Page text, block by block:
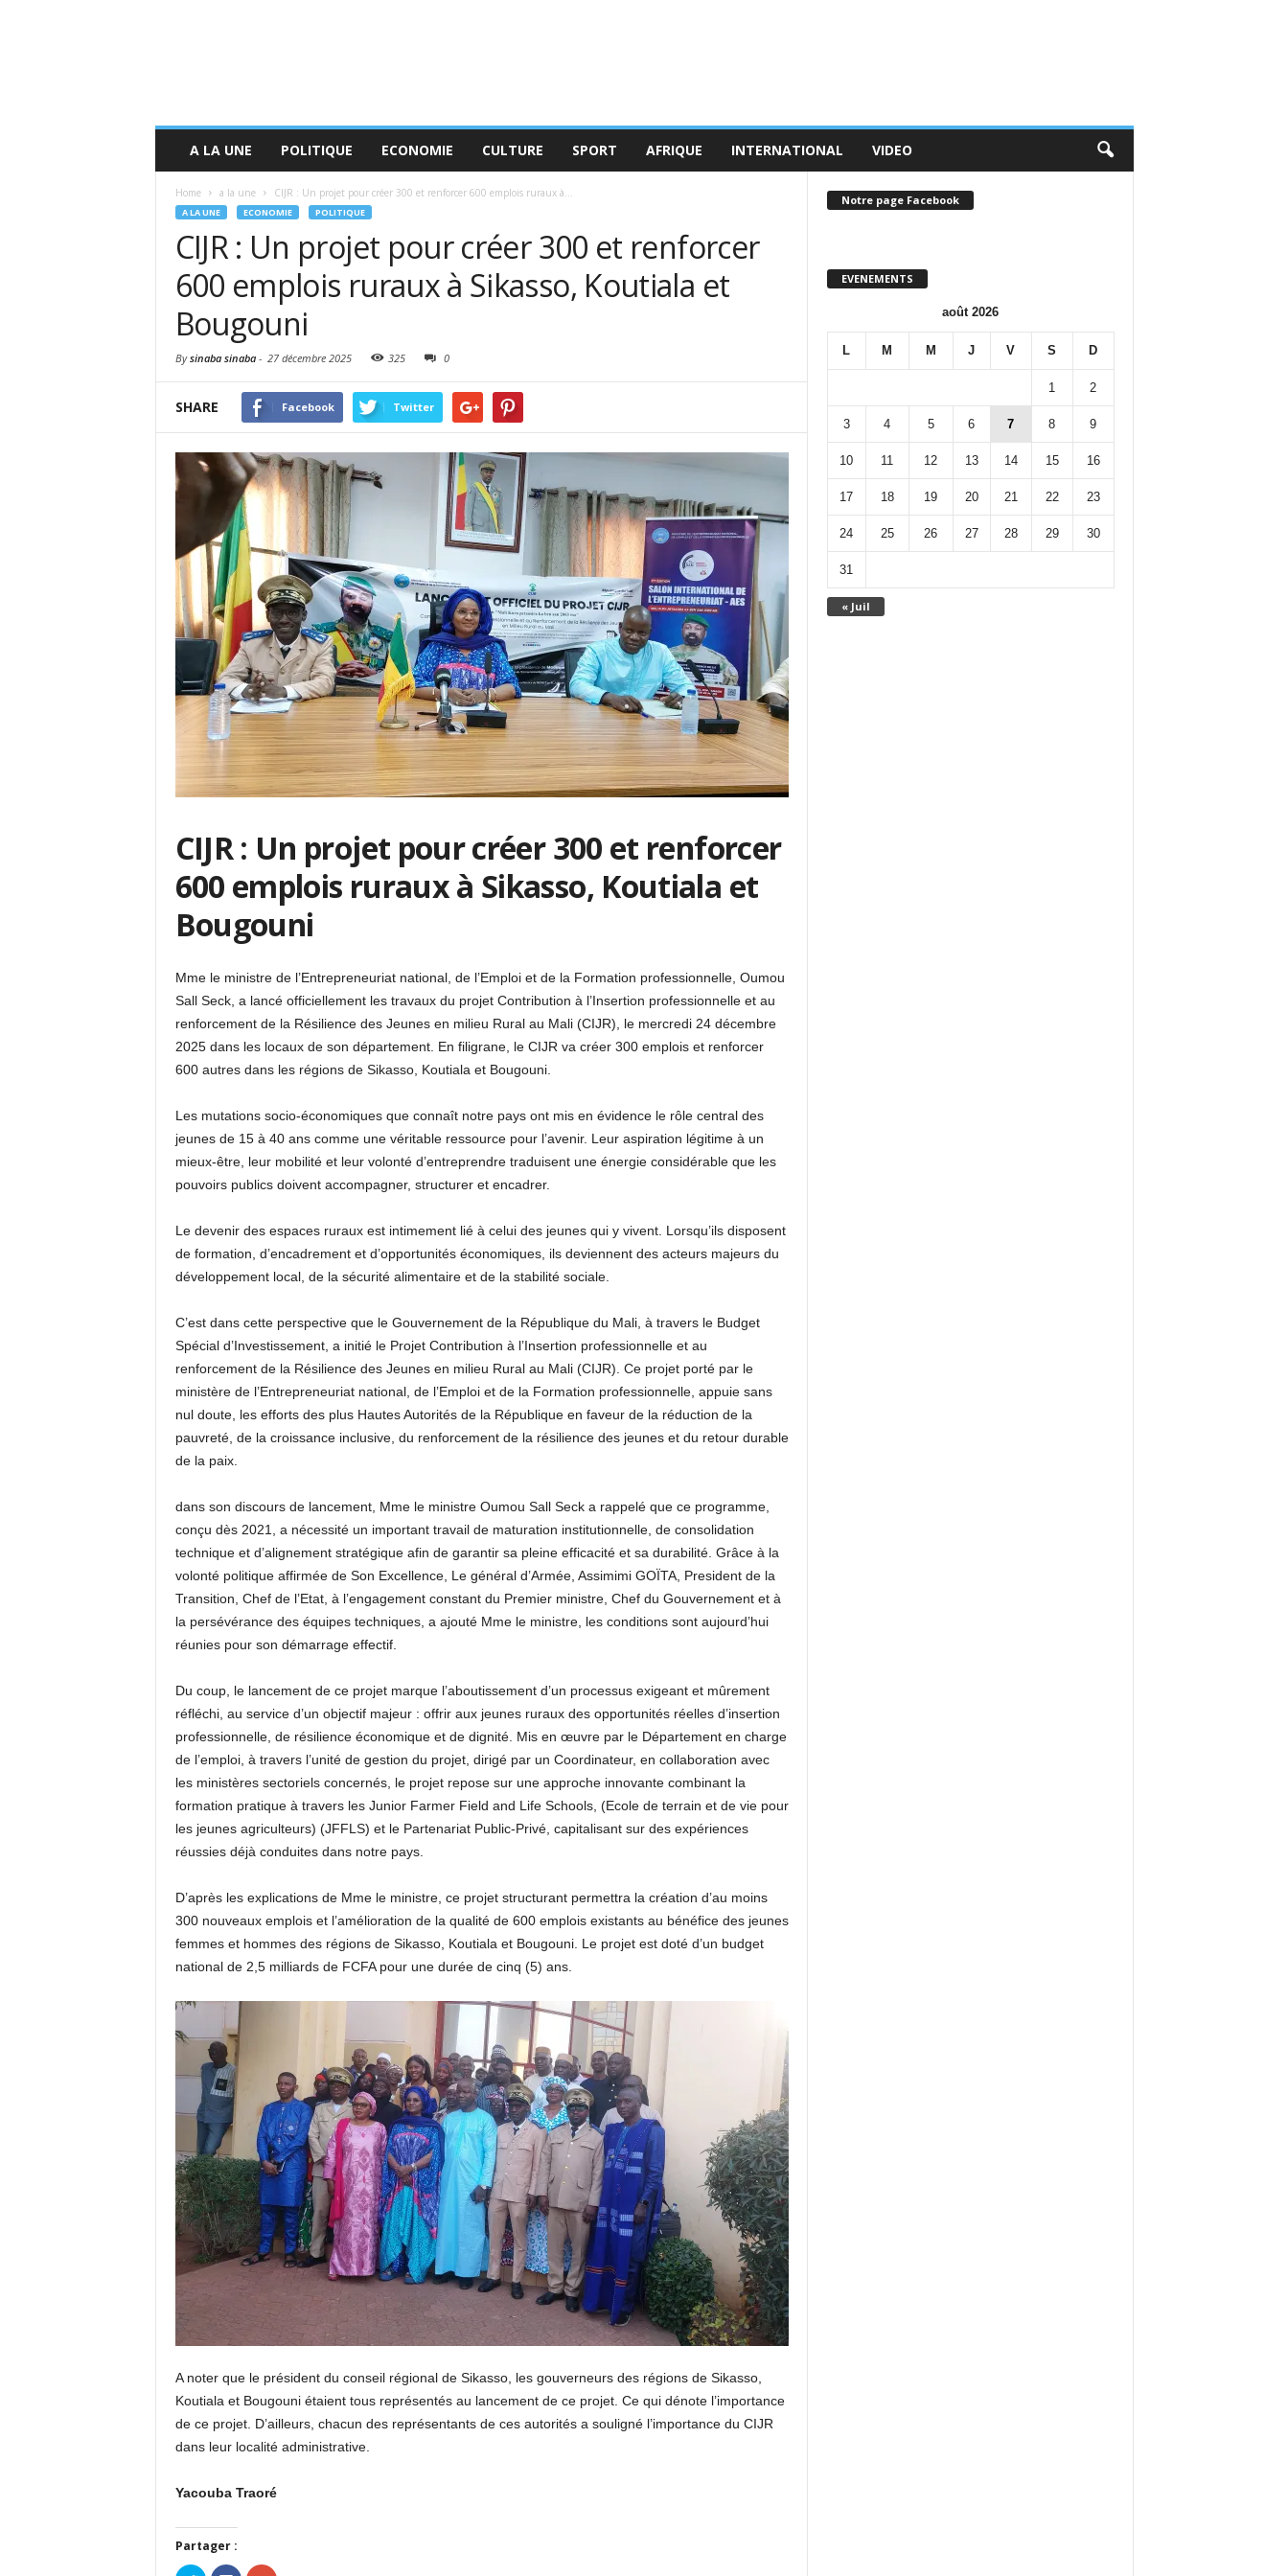
A LA UNE POLITIQUE ECONOMIE CULTURE SPORT AFRIQUE INTERNATIONAL VIDEO
Home a la une CIJR : Un projet pour créer 300 et renforcer 600 emplois ruraux à...
A LA UNE ECONOMIE POLITIQUE
CIJR : Un projet pour créer 300 et renforcer
600 emplois ruraux à Sikasso, Koutiala et
Bougouni
Bysinaba sinaba- 27 décembre 2025 325 0
SHARE Facebook Twitter
CIJR : Un projet pour créer 300 et renforcer
600 emplois ruraux à Sikasso, Koutiala et
Bougouni
Mme le ministre de l’Entrepreneuriat national, de l’Emploi et de la Formation professionnelle, Oumou
Sall Seck, a lancé officiellement les travaux du projet Contribution à l’Insertion professionnelle et au
renforcement de la Résilience des Jeunes en milieu Rural au Mali (CIJR), le mercredi 24 décembre
2025 dans les locaux de son département. En filigrane, le CIJR va créer 300 emplois et renforcer
600 autres dans les régions de Sikasso, Koutiala et Bougouni.
Les mutations socio-économiques que connaît notre pays ont mis en évidence le rôle central des
jeunes de 15 à 40 ans comme une véritable ressource pour l’avenir. Leur aspiration légitime à un
mieux-être, leur mobilité et leur volonté d’entreprendre traduisent une énergie considérable que les
pouvoirs publics doivent accompagner, structurer et encadrer.
Le devenir des espaces ruraux est intimement lié à celui des jeunes qui y vivent. Lorsqu’ils disposent
de formation, d’encadrement et d’opportunités économiques, ils deviennent des acteurs majeurs du
développement local, de la sécurité alimentaire et de la stabilité sociale.
C’est dans cette perspective que le Gouvernement de la République du Mali, à travers le Budget
Spécial d’Investissement, a initié le Projet Contribution à l’Insertion professionnelle et au
renforcement de la Résilience des Jeunes en milieu Rural au Mali (CIJR). Ce projet porté par le
ministère de l’Entrepreneuriat national, de l’Emploi et de la Formation professionnelle, appuie sans
nul doute, les efforts des plus Hautes Autorités de la République en faveur de la réduction de la
pauvreté, de la croissance inclusive, du renforcement de la résilience des jeunes et du retour durable
de la paix.
dans son discours de lancement, Mme le ministre Oumou Sall Seck a rappelé que ce programme,
conçu dès 2021, a nécessité un important travail de maturation institutionnelle, de consolidation
technique et d’alignement stratégique afin de garantir sa pleine efficacité et sa durabilité. Grâce à la
volonté politique affirmée de Son Excellence, Le général d’Armée, Assimimi GOÏTA, President de la
Transition, Chef de l’Etat, à l’engagement constant du Premier ministre, Chef du Gouvernement et à
la persévérance des équipes techniques, a ajouté Mme le ministre, les conditions sont aujourd’hui
réunies pour son démarrage effectif.
Du coup, le lancement de ce projet marque l’aboutissement d’un processus exigeant et mûrement
réfléchi, au service d’un objectif majeur : offrir aux jeunes ruraux des opportunités réelles d’insertion
professionnelle, de résilience économique et de dignité. Mis en œuvre par le Département en charge
de l’emploi, à travers l’unité de gestion du projet, dirigé par un Coordinateur, en collaboration avec
les ministères sectoriels concernés, le projet repose sur une approche innovante combinant la
formation pratique à travers les Junior Farmer Field and Life Schools, (Ecole de terrain et de vie pour
les jeunes agriculteurs) (JFFLS) et le Partenariat Public-Privé, capitalisant sur des expériences
réussies déjà conduites dans notre pays.
D’après les explications de Mme le ministre, ce projet structurant permettra la création d’au moins
300 nouveaux emplois et l’amélioration de la qualité de 600 emplois existants au bénéfice des jeunes
femmes et hommes des régions de Sikasso, Koutiala et Bougouni. Le projet est doté d’un budget
national de 2,5 milliards de FCFA pour une durée de cinq (5) ans.
A noter que le président du conseil régional de Sikasso, les gouverneurs des régions de Sikasso,
Koutiala et Bougouni étaient tous représentés au lancement de ce projet. Ce qui dénote l’importance
de ce projet. D’ailleurs, chacun des représentants de ces autorités a souligné l’importance du CIJR
dans leur localité administrative.
Yacouba Traoré
Partager :
Notre page Facebook
EVENEMENTS
août 2026
L M M J V S D
« Juil
1 2
3 4 5 6 7 8 9
10 11 12 13 14 15 16
17 18 19 20 21 22 23
24 25 26 27 28 29 30
31